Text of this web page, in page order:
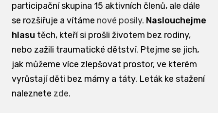
participační skupina 15 aktivních členů, ale dále
se rozšiřuje a vítáme nové posily. Naslouchejme
hlasu těch, kteří si prošli životem bez rodiny,
nebo zažili traumatické dětství. Ptejme se jich,
jak můžeme více zlepšovat prostor, ve kterém
vyrůstají děti bez mámy a táty. Leták ke stažení
naleznete zde.